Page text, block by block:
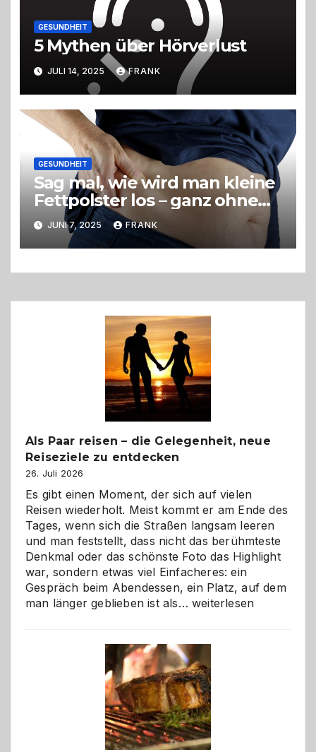
GESUNDHEIT
5 Mythen über Hörverlust
JULI 14, 2025 FRANK
GESUNDHEIT
Sag mal, wie wird man kleine
Fettpolster los – ganz ohne
OP?
JUNI 7, 2025 FRANK
Als Paar reisen – die Gelegenheit, neue
Reiseziele zu entdecken
26. Juli 2026
Es gibt einen Moment, der sich auf vielen
Reisen wiederholt. Meist kommt er am Ende des
Tages, wenn sich die Straßen langsam leeren
und man feststellt, dass nicht das berühmteste
Denkmal oder das schönste Foto das Highlight
war, sondern etwas viel Einfacheres: ein
Gespräch beim Abendessen, ein Platz, auf dem
man länger geblieben ist als… Als
–
die
Gelegenheit,
neue
Reiseziele
zu
entdecken
weiterlesen